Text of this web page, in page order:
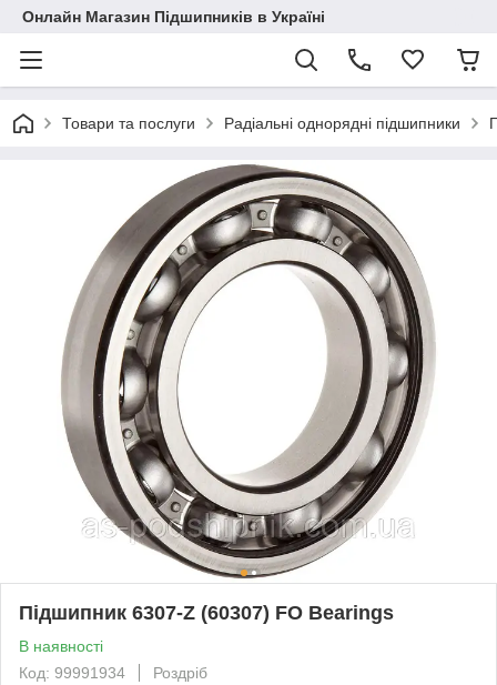
Онлайн Магазин Підшипників в Україні
Товари та послуги Радіальні однорядні підшипники
Підшипник 6307-Z (60307) FO Bearings
В наявності
Код: 99991934
Роздріб